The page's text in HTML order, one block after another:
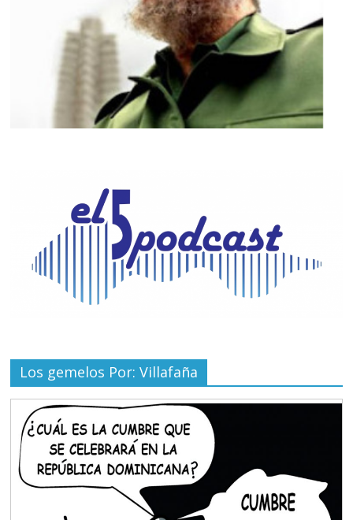
Los gemelos Por: Villafaña